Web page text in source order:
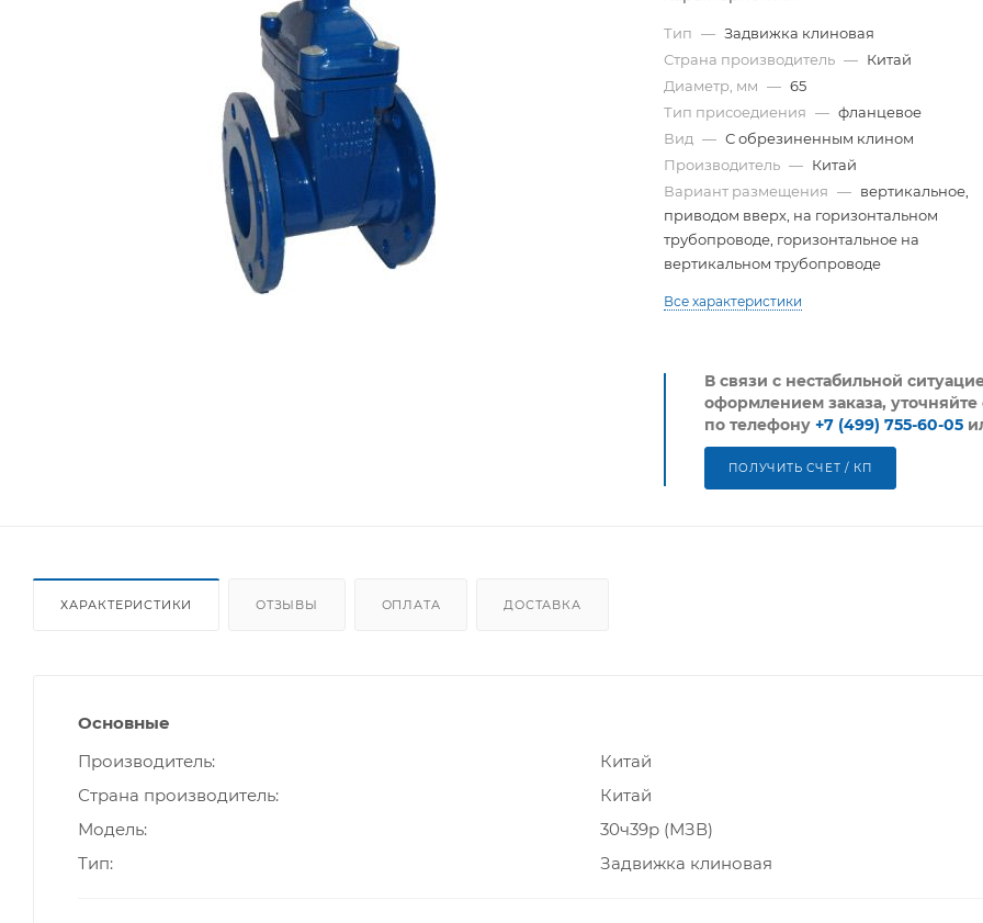
Тип — Задвижка клиновая
Страна производитель — Китай
Диаметр, мм — 65
Тип присоедиения — фланцевое
Вид — С обрезиненным клином
Производитель — Китай
Вариант размещения — вертикальное,
приводом вверх, на горизонтальном
трубопроводе, горизонтальное на
вертикальном трубопроводе
Все характеристики
В связи с нестабильной
оформлением заказа,
по телефону+7 (499) 755-60-05
ПОЛУЧИТЬ СЧЕТ / КП
ХАРАКТЕРИСТИКИ ОТЗЫВЫ ОПЛАТА ДОСТАВКА
Основные
Производитель
Китай
Страна производитель
Китай
Модель
30ч39р (МЗВ)
Тип
Задвижка клиновая